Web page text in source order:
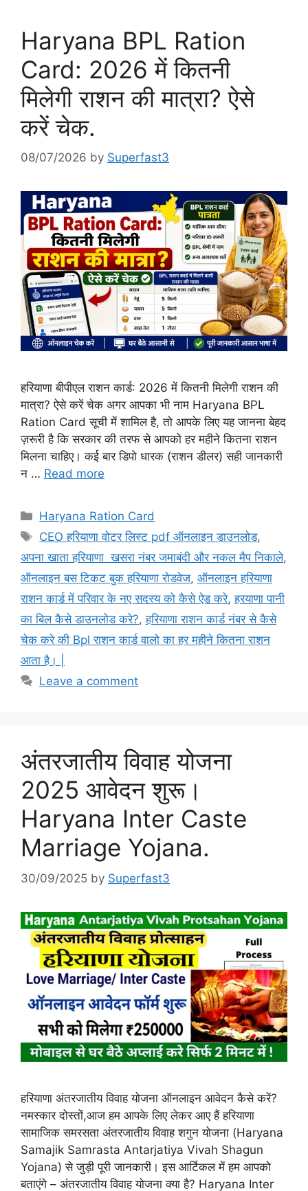
Haryana BPL Ration
Card: 2026 में कितनी
मिलेगी राशन की मात्रा? ऐसे
करें चेक.
08/07/2026 by Superfast3
हरियाणा बीपीएल राशन कार्ड: 2026 में कितनी मिलेगी राशन की
मात्रा? ऐसे करें चेक अगर आपका भी नाम Haryana BPL
Ration Card सूची में शामिल है, तो आपके लिए यह जानना बेहद
ज़रूरी है कि सरकार की तरफ से आपको हर महीने कितना राशन
मिलना चाहिए। कई बार डिपो धारक (राशन डीलर) सही जानकारी
न … Read more
Categories
Haryana Ration Card
Tags
CEO हरियाणा वोटर लिस्ट pdf ऑनलाइन डाउनलोड,
अपना खाता हरियाणा खसरा नंबर जमाबंदी और नकल मैप निकाले,
ऑनलाइन बस टिकट बुक हरियाणा रोडवेज, ऑनलाइन हरियाणा
राशन कार्ड में परिवार के नए सदस्य को कैसे ऐड करे,हरयाणा पानी
का बिल कैसे डाउनलोड करे?,हरियाणा राशन कार्ड नंबर से कैसे
चेक करे की Bpl राशन कार्ड वालो का हर महीने कितना राशन
आता है। |
Leave a comment
अंतरजातीय विवाह योजना
2025 आवेदन शुरू।
Haryana Inter Caste
Marriage Yojana.
30/09/2025 by Superfast3
हरियाणा अंतरजातीय विवाह योजना ऑनलाइन आवेदन कैसे करें?
नमस्कार दोस्तों,आज हम आपके लिए लेकर आए हैं हरियाणा
सामाजिक समरसता अंतरजातीय विवाह शगुन योजना (Haryana
Samajik Samrasta Antarjatiya Vivah Shagun
Yojana) से जुड़ी पूरी जानकारी। इस आर्टिकल में हम आपको
बताएंगे – अंतरजातीय विवाह योजना क्या है? Haryana Inter